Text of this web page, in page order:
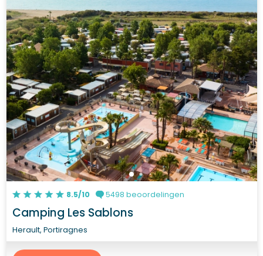
8.5/10 5498 beoordelingen
Camping Les Sablons
Herault, Portiragnes